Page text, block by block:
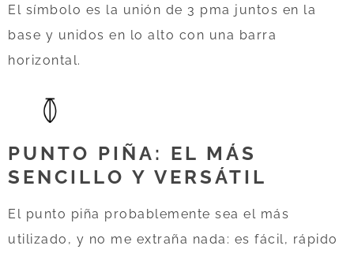
El símbolo es la unión de 3 pma juntos en la
base y unidos en lo alto con una barra
horizontal.
PUNTO PIÑA: EL MÁS
SENCILLO Y VERSÁTIL
El punto piña probablemente sea el más
utilizado, y no me extraña nada: es fácil, rápido